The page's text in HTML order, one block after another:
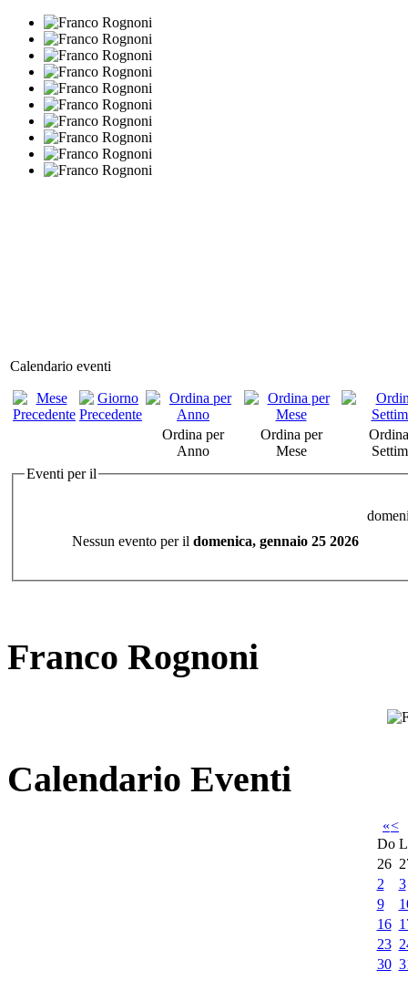
Calendario eventi
Ordina per
Anno
Ordina per
Mese
Eventi per il
Nessun evento per il domenica, gennaio 25 2026
Franco Rognoni
Calendario Eventi
«<
Do
26
2
3
9
16
23
30